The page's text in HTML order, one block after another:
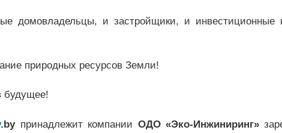
домовладельцы, и застройщики, и инвестиционные
природных ресурсов Земли!
будущее!
.byпринадлежит компании ОДО «Эко-Инжиниринг»